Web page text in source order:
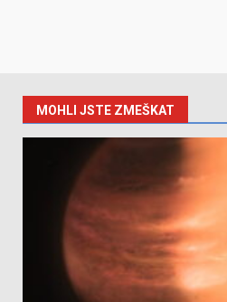
MOHLI JSTE ZMEŠKAT